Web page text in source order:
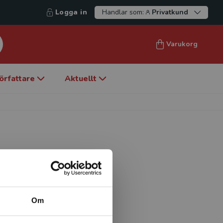
Om
Logga in Handlar som: Privatkund
Varukorg
Aktuellt
Centrum